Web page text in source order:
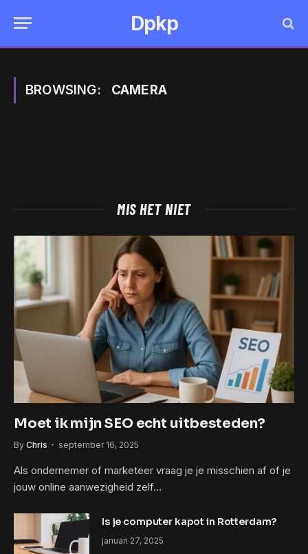
Dpkp
BROWSING: CAMERA
MIS HET NIET
Moet ik mijn SEO echt uitbesteden?
By Chris september 16, 2025
Als ondernemer of marketeer vraag je je misschien af of je
jouw online aanwezigheid zelf…
Is je computer kapot in Rotterdam?
januari 27, 2025